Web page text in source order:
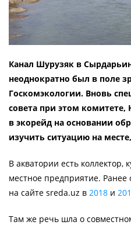
Канал Шурузяк в
неоднократно был в поле
Госкомэкологии. Вновь
совета при этом
в экорейд на основании
изучить ситуацию на
В акватории есть коллектор,
местное предприятие. Ранее
на сайте sreda.uz в 2018 и
Там же речь шла о